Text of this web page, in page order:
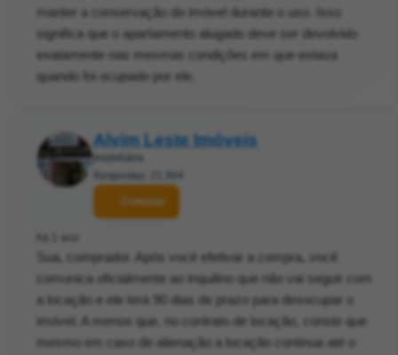
manter a conservação do imóvel durante o uso. Isso
significa que o apartamento alugado deve ser devolvido
exatamente nas mesmas condições em que estava
quando foi ocupado por ele.
Alvim Leste Imóveis
Contatar
Sua, comprador. Após você efetivar a compra, você
comunica oficialmente ao inquilino que não vai seguir com
a locação e ele terá 90 dias de prazo para desocupar o
imóvel. A menos que, no contrato de locação, conste que
mesmo em caso de alienação a locação continua até o